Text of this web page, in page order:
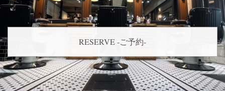
RESERVE -ご予約-